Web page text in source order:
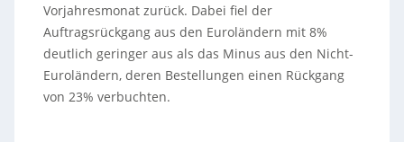
Vorjahresmonat zurück. Dabei fiel der
Auftragsrückgang aus den Euroländern mit 8%
deutlich geringer aus als das Minus aus den Nicht-
Euroländern, deren Bestellungen einen Rückgang
von 23% verbuchten.